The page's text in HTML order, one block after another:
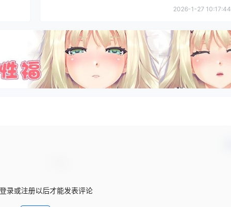
2026-1-27 10:17:44
录或注册以后才能发表评论